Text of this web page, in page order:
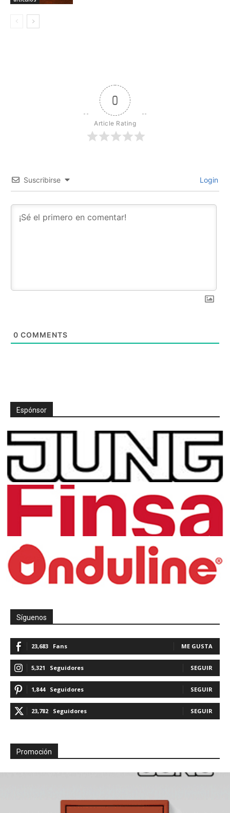
0
Article Rating
Suscribirse Login
0 COMMENTS
Espónsor
Síguenos
23,683 Fans ME GUSTA
5,321 Seguidores SEGUIR
1,844 Seguidores SEGUIR
23,782 Seguidores SEGUIR
Promoción